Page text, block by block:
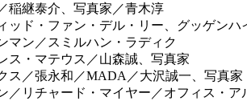
稲継泰介、写真家／青木淳
ッド・ファン・デル・リー、グッゲン
マン／スミルハン・ラディク
ス・マテウス／山森誠、写真家
ス／張永和／MADA／大沢誠一、写真家
／リチャード・マイヤー／オフィス・ア